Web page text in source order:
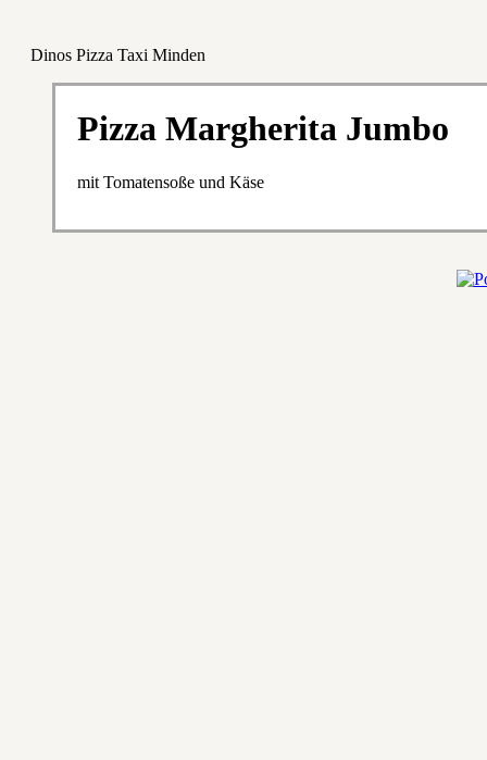
Dinos Pizza Taxi Minden
Pizza Margherita Jumbo
mit Tomatensoße und Käse